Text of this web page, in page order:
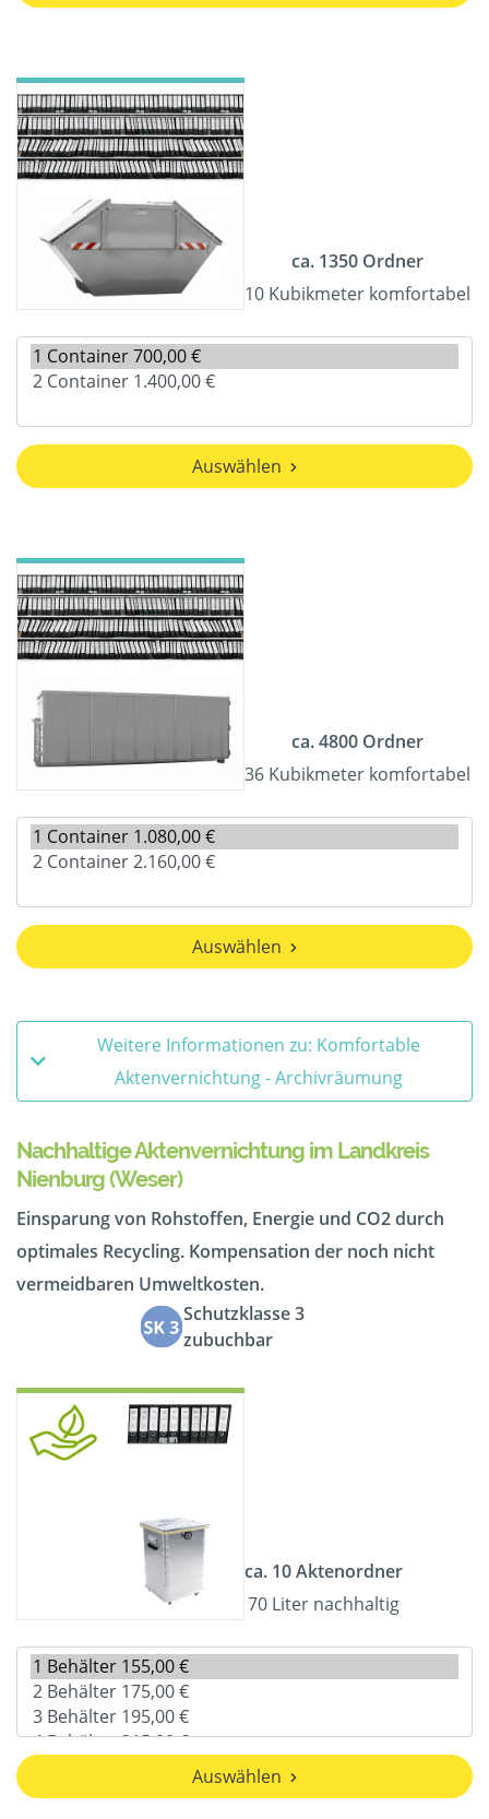
ca. 1350 Ordner
10 Kubikmeter komfortabel
Auswählen
ca. 4800 Ordner
36 Kubikmeter komfortabel
Auswählen
Weitere Informationen zu: Komfortable
Aktenvernichtung - Archivräumung
Nachhaltige Aktenvernichtung im Landkreis
Nienburg (Weser)
Einsparung von Rohstoffen, Energie und CO2 durch
optimales Recycling. Kompensation der noch nicht
vermeidbaren Umweltkosten.
Schutzklasse 3
zubuchbar
ca. 10 Aktenordner
70 Liter nachhaltig
Auswählen